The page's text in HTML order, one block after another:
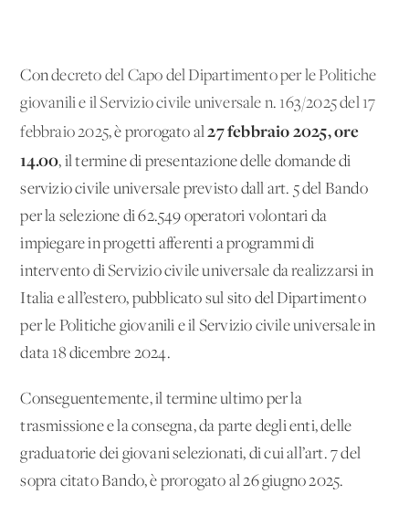
Condecreto del Capo del Dipartimento per le Politiche
giovanili e il Servizio civile universale n. 163/2025 del 17
febbraio 2025, è prorogato al27 febbraio 2025, ore
14.00, il termine di presentazione delle domande di
servizio civile universale previsto dall'art. 5 del Bando
per la selezione di 62.549 operatori volontari da
impiegare in progetti afferenti a programmi di
intervento di Servizio civile universale da realizzarsi in
Italia e all’estero, pubblicato sul sito del Dipartimento
per le Politiche giovanili e il Servizio civile universale in
data 18 dicembre 2024.
Conseguentemente, il termine ultimo per la
trasmissione e la consegna, da parte degli enti, delle
graduatorie dei giovani selezionati, di cui all’art. 7 del
sopra citato Bando, è prorogato al 26 giugno 2025.